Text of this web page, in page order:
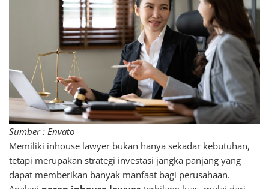
Sumber : Envato
Memiliki inhouse lawyer bukan hanya sekadar kebutuhan,
tetapi merupakan strategi investasi jangka panjang yang
dapat memberikan banyak manfaat bagi perusahaan.